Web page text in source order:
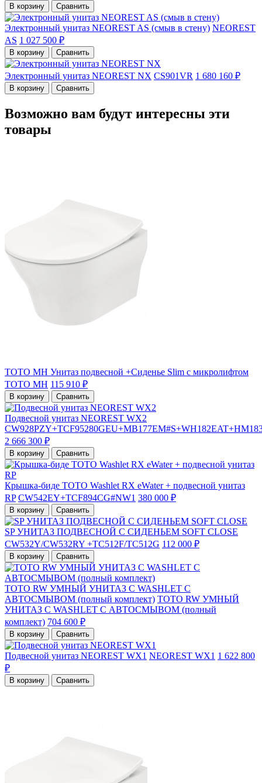
В корзину Сравнить
Электронный унитаз NEOREST AS (смыв в стену) NEOREST
AS 1 027 500 ₽
В корзину Сравнить
Электронный унитаз NEOREST NX CS901VR 1 680 160 ₽
В корзину Сравнить
Возможно вам будут интересны эти
товары
TOTO MH Унитаз подвесной +Cиденье Slim с микролифтом
TOTO MH 115 910 ₽
В корзину Сравнить
Подвесной унитаз NEOREST WX2
2 666 300 ₽
В корзину Сравнить
Крышка-биде TOTO Washlet RX eWater + подвесной унитаз
RP CW542EY+TCF894CG#NW1 380 000 ₽
В корзину Сравнить
SP УНИТАЗ ПОДВЕСНОЙ С СИДЕНЬЕМ SOFT CLOSE
CW532Y/CW532RY +TC512F/TC512G 112 000 ₽
В корзину Сравнить
TOTO RW УМНЫЙ УНИТАЗ С WASHLET С
АВТОСМЫВОМ (полный комплект) TOTO RW УМНЫЙ
УНИТАЗ С WASHLET С АВТОСМЫВОМ (полный
комплект) 704 600 ₽
В корзину Сравнить
Подвесной унитаз NEOREST WX1 NEOREST WX1 1 622 800
₽
В корзину Сравнить